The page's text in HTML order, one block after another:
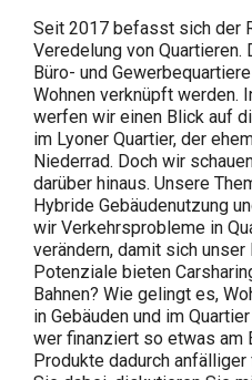
Seit 2017 befasst sich der
Veredelung von
Büro- und
Wohnen verknüpft werden.
werfen wir einen Blick auf
im Lyoner Quartier, der
Niederrad. Doch wir
darüber hinaus. Unsere
Hybride Gebäudenutzung
wir Verkehrsprobleme in
verändern, damit sich
Potenziale bieten
Bahnen? Wie gelingt es,
in Gebäuden und im
wer finanziert so etwas am
Produkte dadurch